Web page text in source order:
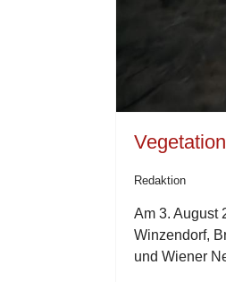
Redaktion
Am 3. August
Winzendorf,
und Wiener